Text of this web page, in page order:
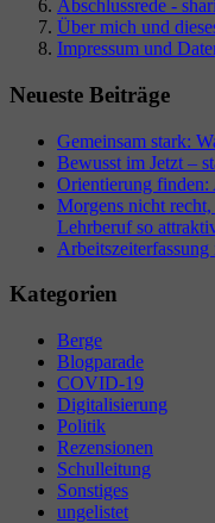
Abschlussrede -
Über mich und
Impressum und
Neueste Beiträge
Gemeinsam stark:
Bewusst im Jetzt –
Orientierung finden:
Morgens nicht
Lehrberuf so
Kategorien
Berge
Blogparade
COVID-19
Digitalisierung
Politik
Rezensionen
Schulleitung
Sonstiges
ungelistet